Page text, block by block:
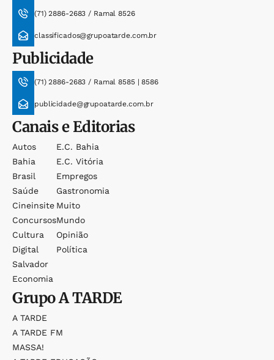
(71) 2886-2683 / Ramal 8526
classificados@grupoatarde.com.br
Publicidade
(71) 2886-2683 / Ramal 8585 | 8586
publicidade@grupoatarde.com.br
Canais e Editorias
Autos
Bahia
Brasil
Saúde
Cineinsite
Concursos
Cultura
Digital
Salvador
Economia
E.c. Bahia
E.c. Vitória
Empregos
Gastronomia
Muito
Mundo
Opinião
Política
GrupoA TARDE
A TARDE
A TARDE FM
MASSA!